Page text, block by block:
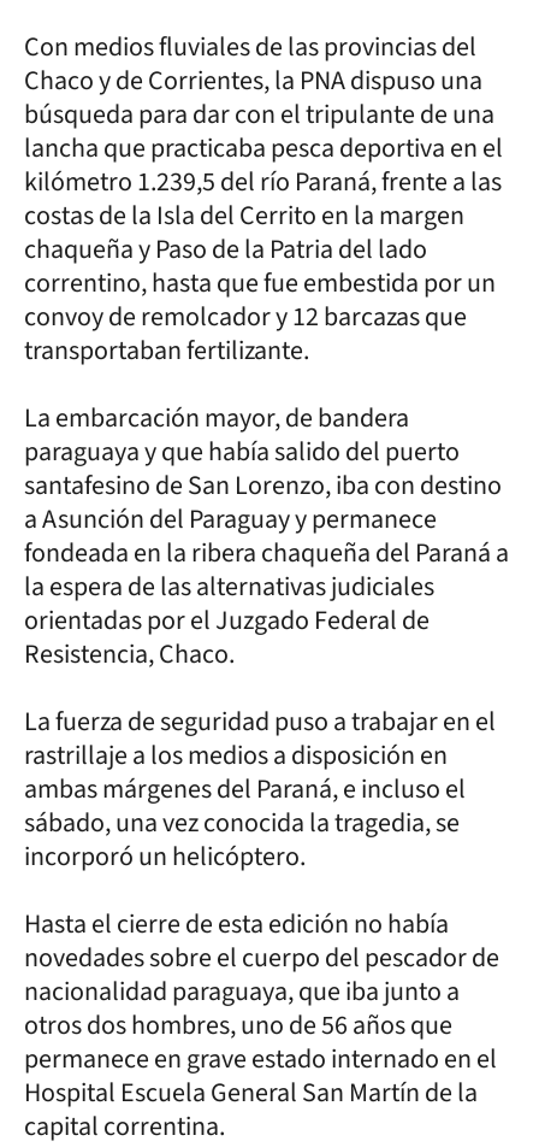
Con medios fluviales de las provincias del
Chaco y de Corrientes, la PNA dispuso una
búsqueda para dar con el tripulante de una
lancha que practicaba pesca deportiva en el
kilómetro 1.239,5 del río Paraná, frente a las
costas de la Isla del Cerrito en la margen
chaqueña y Paso de la Patria del lado
correntino, hasta que fue embestida por un
convoy de remolcador y 12 barcazas que
transportaban fertilizante.
La embarcación mayor, de bandera
paraguaya y que había salido del puerto
santafesino de San Lorenzo, iba con destino
a Asunción del Paraguay y permanece
fondeada en la ribera chaqueña del Paraná a
la espera de las alternativas judiciales
orientadas por el Juzgado Federal de
Resistencia, Chaco.
La fuerza de seguridad puso a trabajar en el
rastrillaje a los medios a disposición en
ambas márgenes del Paraná, e incluso el
sábado, una vez conocida la tragedia, se
incorporó un helicóptero.
Hasta el cierre de esta edición no había
novedades sobre el cuerpo del pescador de
nacionalidad paraguaya, que iba junto a
otros dos hombres, uno de 56 años que
permanece en grave estado internado en el
Hospital Escuela General San Martín de la
capital correntina.